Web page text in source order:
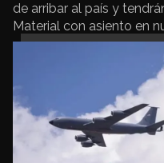
de arribar al país y
Material con asiento en